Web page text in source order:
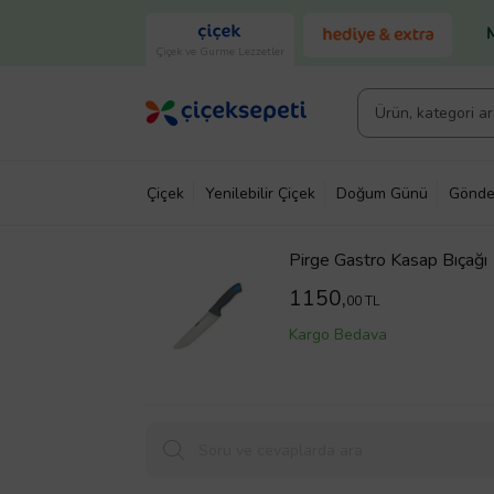
Çiçek ve Gurme Lezzetler
Çiçek Yenilebilir Çiçek Doğum Günü
Pirge Gastro Kasap
1150,00 TL
Kargo Bedava